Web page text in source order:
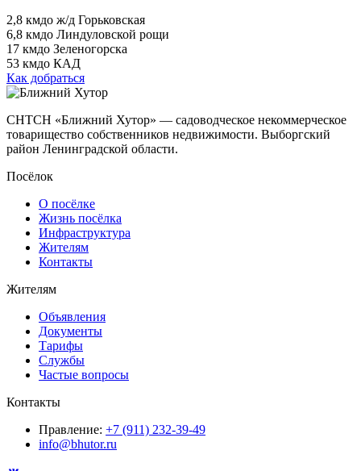
2,8 кмдо ж/д Горьковская
6,8 кмдо Линдуловской рощи
17 кмдо Зеленогорска
53 кмдо КАД
Как добраться
СНТСН «Ближний Хутор» — садоводческое некоммерческое
товарищество собственников недвижимости. Выборгский
район Ленинградской области.
Посёлок
О посёлке
Жизнь посёлка
Инфраструктура
Жителям
Контакты
Жителям
Объявления
Документы
Тарифы
Службы
Частые вопросы
Контакты
Правление: +7 (911) 232-39-49
info@bhutor.ru